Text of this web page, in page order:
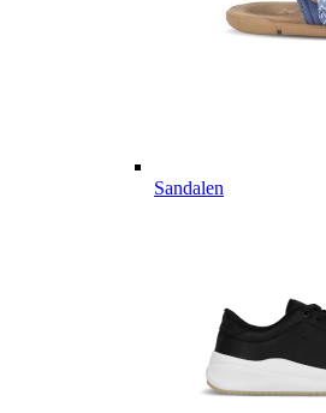
Sandalen